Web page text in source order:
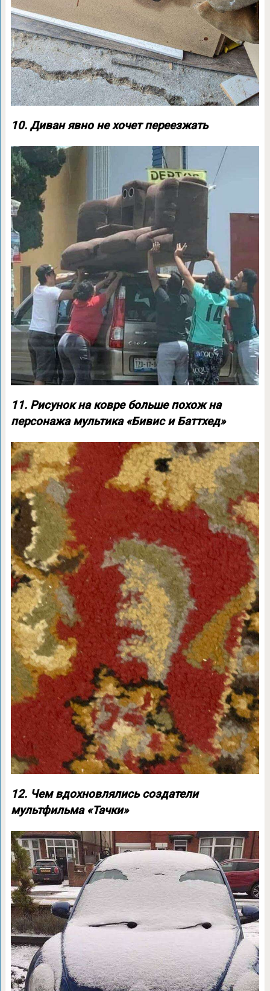
10. Диван явно не хочет переезжать
11. Рисунок на ковре больше похож на
персонажа мультика «Бивис и Баттхед»
12. Чем вдохновлялись создатели
мультфильма «Тачки»